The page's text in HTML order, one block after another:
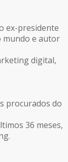
ex-presidente
mundo e autor
digital,
procurados do
36 meses,